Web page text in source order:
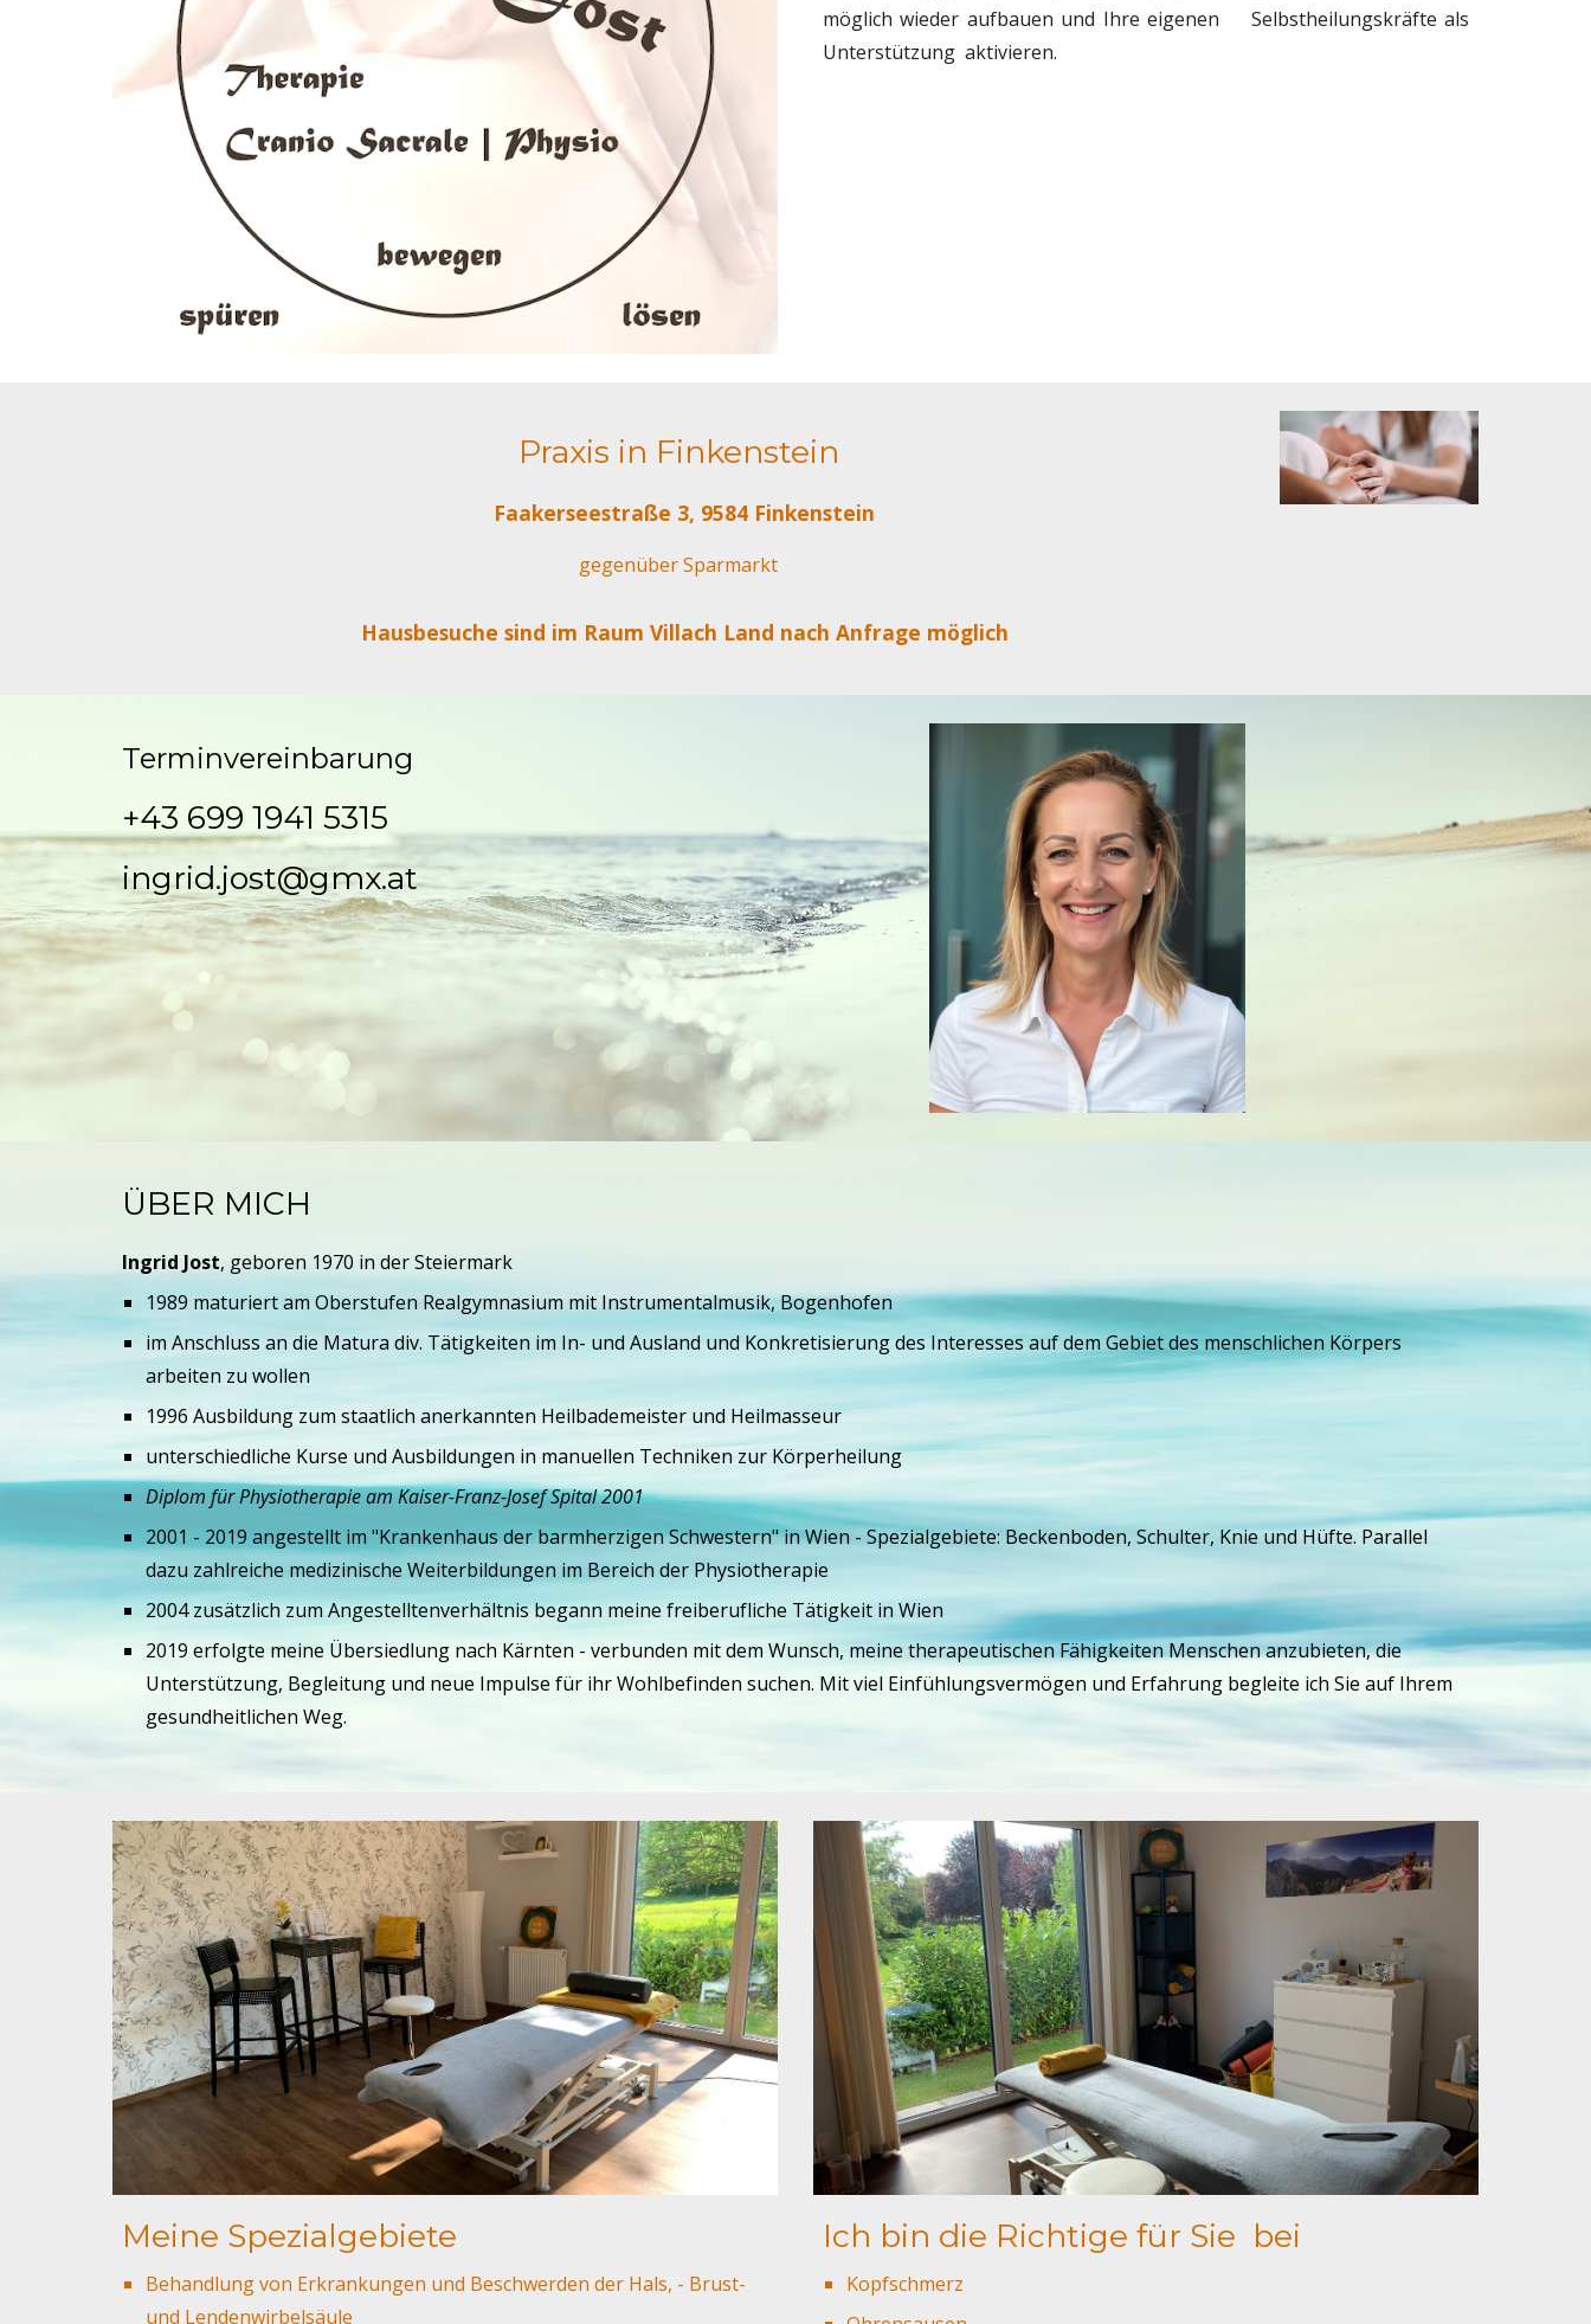
möglich wieder aufbauen und Ihre eigenen Selbstheilungskräfte als
Unterstützung aktivieren.
Praxis in Finkenstein
Faakerseestraße 3, 9584 Finkenstein
gegenüber Sparmarkt
Hausbesuche sind im Raum Villach Land nach Anfrage möglich
Terminvereinbarung
+43 699 1941 5315
ingrid.jost@gmx.at
ÜBER MICH
Ingrid Jost, geboren 1970 in der Steiermark
1989 maturiert am Oberstufen Realgymnasium mit Instrumentalmusik, Bogenhofen
im Anschluss an die Matura div. Tätigkeiten im In- und Ausland und Konkretisierung des Interesses auf dem Gebiet des menschlichen Körpers
arbeiten zu wollen
1996 Ausbildung zum staatlich anerkannten Heilbademeister und Heilmasseur
unterschiedliche Kurse und Ausbildungen in manuellen Techniken zur Körperheilung
Diplom für Physiotherapie am Kaiser-Franz-Josef Spital 2001
2001 - 2019 angestellt im "Krankenhaus der barmherzigen Schwestern" in Wien - Spezialgebiete: Beckenboden, Schulter, Knie und Hüfte. Parallel
dazu zahlreiche medizinische Weiterbildungen im Bereich der Physiotherapie
2004 zusätzlich zum Angestelltenverhältnis begann meine freiberufliche Tätigkeit in Wien
2019 erfolgte meine Übersiedlung nach Kärnten - verbunden mit dem Wunsch, meine therapeutischen Fähigkeiten Menschen anzubieten, die
Unterstützung, Begleitung und neue Impulse für ihr Wohlbefinden suchen. Mit viel Einfühlungsvermögen und Erfahrung begleite ich Sie auf Ihrem
gesundheitlichen Weg.
Meine Spezialgebiete
Behandlung von Erkrankungen und Beschwerden der Hals, - Brust-
und Lendenwirbelsäule
Ich bin die Richtige für Sie bei
Kopfschmerz